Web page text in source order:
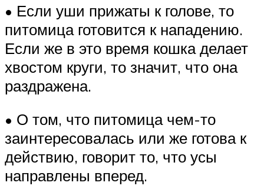
• Если уши прижаты к голове, то
питомица готовится к нападению.
Если же в это время кошка делает
хвостом круги, то значит, что она
раздражена.
• О том, что питомица чем-то
заинтересовалась или же готова к
действию, говорит то, что усы
направлены вперед.